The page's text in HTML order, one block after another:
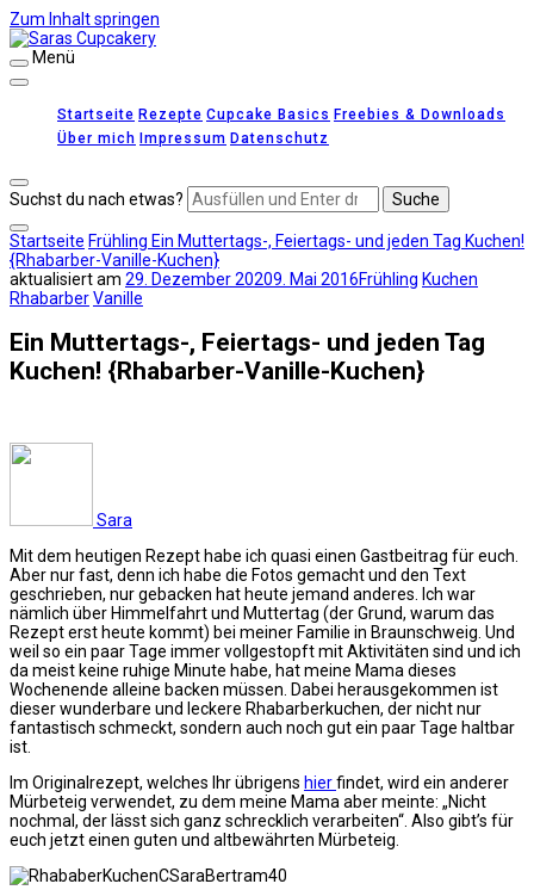
Zum Inhalt springen
Menü
Startseite Rezepte Cupcake Basics Freebies & Downloads
Über mich Impressum Datenschutz
Suchst du nach etwas?
Startseite Frühling Ein Muttertags-, Feiertags- und jeden Tag Kuchen!
{Rhabarber-Vanille-Kuchen}
aktualisiert am 29. Dezember 20209. Mai 2016Frühling Kuchen
RhabarberVanille
Ein Muttertags-, Feiertags- und jeden Tag
Kuchen! {Rhabarber-Vanille-Kuchen}
Sara
Mit dem heutigen Rezept habe ich quasi einen Gastbeitrag für euch.
Aber nur fast, denn ich habe die Fotos gemacht und den Text
geschrieben, nur gebacken hat heute jemand anderes. Ich war
nämlich über Himmelfahrt und Muttertag (der Grund, warum das
Rezept erst heute kommt) bei meiner Familie in Braunschweig. Und
weil so ein paar Tage immer vollgestopft mit Aktivitäten sind und ich
da meist keine ruhige Minute habe, hat meine Mama dieses
Wochenende alleine backen müssen. Dabei herausgekommen ist
dieser wunderbare und leckere Rhabarberkuchen, der nicht nur
fantastisch schmeckt, sondern auch noch gut ein paar Tage haltbar
ist.
Im Originalrezept, welches Ihr übrigens hierfindet, wird ein anderer
Mürbeteig verwendet, zu dem meine Mama aber meinte: „Nicht
nochmal, der lässt sich ganz schrecklich verarbeiten“. Also gibt’s für
euch jetzt einen guten und altbewährten Mürbeteig.